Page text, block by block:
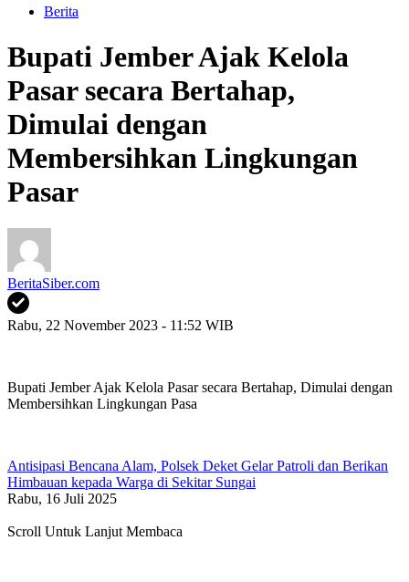
Berita
Bupati Jember Ajak Kelola
Pasar secara Bertahap,
Dimulai dengan
Membersihkan Lingkungan
Pasar
BeritaSiber.com
Rabu, 22 November 2023 - 11:52 WIB
Bupati Jember Ajak Kelola Pasar secara Bertahap, Dimulai dengan
Membersihkan Lingkungan Pasa
Antisipasi Bencana Alam, Polsek Deket Gelar Patroli dan Berikan
Himbauan kepada Warga di Sekitar Sungai
Rabu, 16 Juli 2025
Scroll Untuk Lanjut Membaca